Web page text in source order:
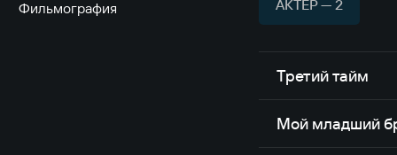
Фильмография АКТЁР — 2
Третий тайм
Мой младший